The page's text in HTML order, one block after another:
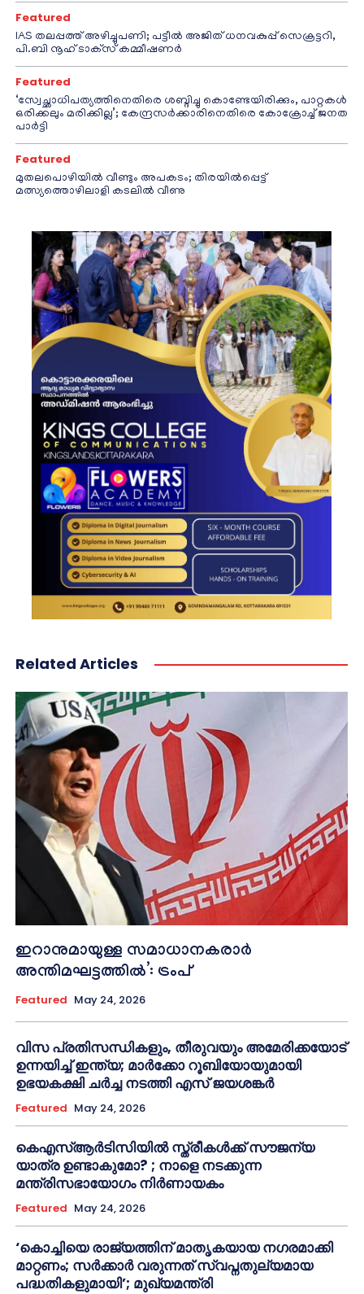
Featured
IAS തലപ്പത്ത് അഴിച്ചുപണി; പട്ടീല്‍ അജിത് ധനവകുപ്പ് സെക്രട്ടറി,
പി.ബി നൂഹ് ടാക്‌സ് കമ്മീഷണര്‍
Featured
‘സ്വേച്ഛാധിപത്യത്തിനെതിരെ ശബ്ദിച്ചു കൊണ്ടേയിരിക്കും, പാറ്റകൾ
ഒരിക്കലും മരിക്കില്ല’; കേന്ദ്രസർക്കാരിനെതിരെ കോക്രോച്ച് ജനത
പാർട്ടി
Featured
മുതലപൊഴിയിൽ വീണ്ടും അപകടം; തിരയിൽപ്പെട്ട്
മത്സ്യത്തൊഴിലാളി കടലിൽ വീണു
Related Articles
ഇറാനുമായുള്ള സമാധാനകരാർ
അന്തിമഘട്ടത്തിൽ‌’: ട്രംപ്
Featured May 24, 2026
വിസ പ്രതിസന്ധികളും, തീരുവയും അമേരിക്കയോട്
ഉന്നയിച്ച് ഇന്ത്യ; മാർക്കോ റൂബിയോയുമായി
ഉഭയകക്ഷി ചർച്ച നടത്തി എസ് ജയശങ്കർ
Featured May 24, 2026
കെഎസ്ആർടിസിയിൽ സ്ത്രീകൾക്ക് സൗജന്യ
യാത്ര ഉണ്ടാകുമോ? ; നാളെ നടക്കുന്ന
മന്ത്രിസഭായോഗം നിർണായകം
Featured May 24, 2026
‘കൊച്ചിയെ രാജ്യത്തിന് മാതൃകയായ നഗരമാക്കി
മാറ്റണം; സർക്കാർ വരുന്നത് സ്വപ്നതുല്യമായ
പദ്ധതികളുമായി’; മുഖ്യമന്ത്രി